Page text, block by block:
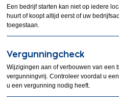
Een bedrijf starten kan niet op iedere
huurt of koopt altijd eerst of uw
toegestaan.
Vergunningcheck
Wijzigingen aan of verbouwen van een
vergunningvrij. Controleer voordat u
u een vergunning nodig heeft.